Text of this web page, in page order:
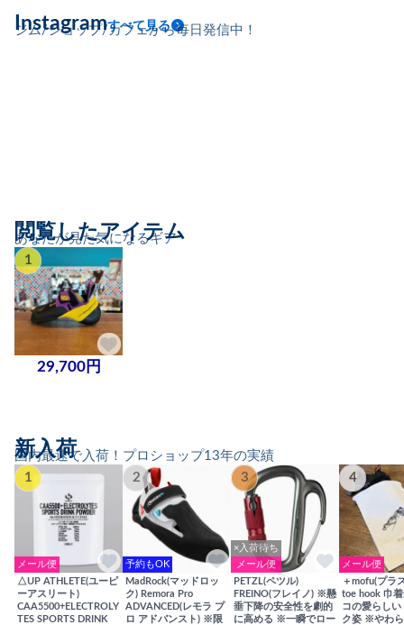
ジム/ショップ/カフェから毎日発信中！
Instagramすべて見る
あなたが見た気になるギア
閲覧したアイテム
1
29,700円
国内最速で入荷！プロショップ13年の実績
新入荷
1
メール便
△UP ATHLETE(ユーピ
ーアスリート)
CAA5500+ELECTROLY
TES SPORTS DRINK
2
予約もOK
MadRock(マッドロッ
ク) Remora Pro
ADVANCED(レモラ プ
ロ アドバンスト) ※限
3
×入荷待ち
メール便
PETZL(ペツル)
FREINO(フレイノ) ※懸
垂下降の安全性を劇的
に高める ※一瞬でロー
4
メール便
＋mofu(プラ
toe hook 巾
コの愛らしい
ク姿 ※やわ